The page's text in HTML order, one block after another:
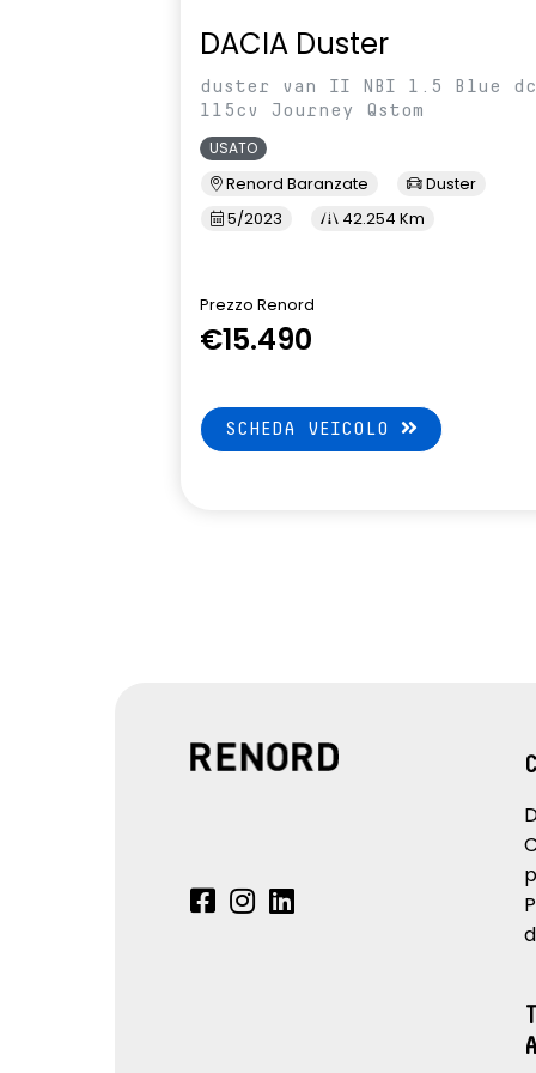
DACIA Duster
duster van II NBI 1.5 Blue
115cv Journey Qstom
USATO
Renord Baranzate
Duster
5/2023
42.254 Km
Prezzo Renord
€15.490
SCHEDA VEICOLO